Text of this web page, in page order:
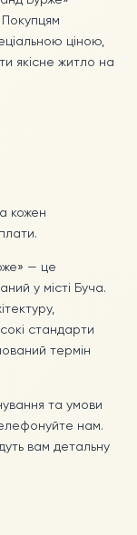
Покупцям
ціною,
якісне житло на
кожен
— це
у місті Буча.
стандарти
термін
та умови
нам.
вам детальну